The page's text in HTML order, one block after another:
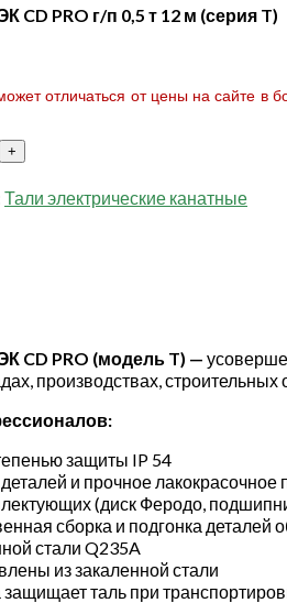
CD PRO г/п 0,5 т 12 м (серия T)
отличаться от цены на сайте
Тали электрические канатные
CD PRO (модель T) —
производствах, строительных
защиты IP 54
и прочное
(диск Феродо,
сборка и подгонка деталей
стали Q235A
из закаленной стали
таль при